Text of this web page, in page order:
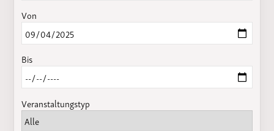
Von
Bis
Veranstaltungstyp